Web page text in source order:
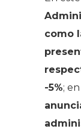
como
-5%;